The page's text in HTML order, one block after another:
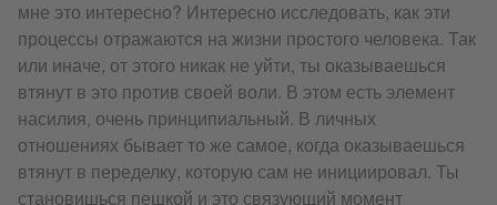
мне это интересно? Интересно исследовать, как эти
процессы отражаются на жизни простого человека. Так
или иначе, от этого никак не уйти, ты оказываешься
втянут в это против своей воли. В этом есть элемент
насилия, очень принципиальный. В личных
отношениях бывает то же самое, когда оказываешься
втянут в переделку, которую сам не инициировал. Ты
становишься пешкой и это связующий момент